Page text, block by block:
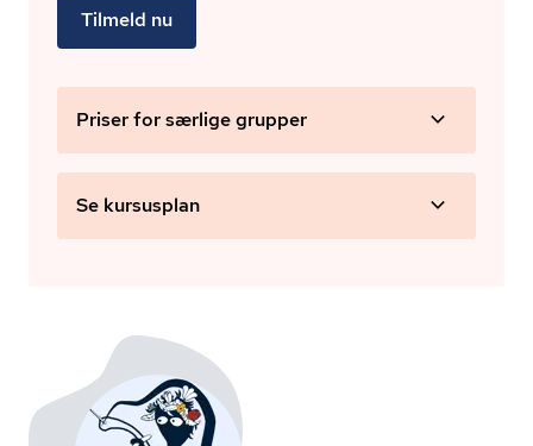
Tilmeld nu
Priser for særlige grupper
Se kursusplan